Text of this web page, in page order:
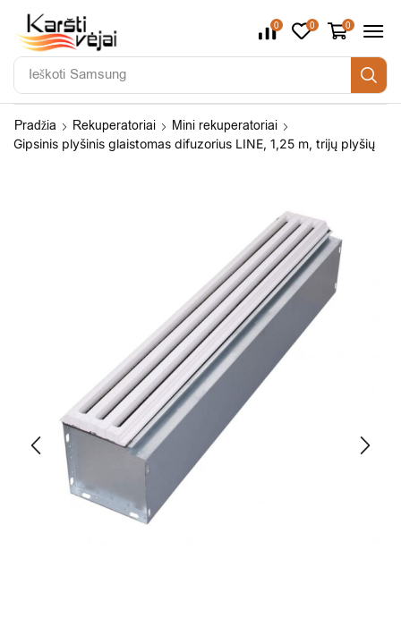
Ieškoti Samsung
0 0 0
Pradžia Rekuperatoriai Mini rekuperatoriai
Gipsinis plyšinis glaistomas difuzorius LINE, 1,25 m, trijų plyšių